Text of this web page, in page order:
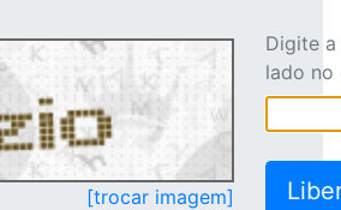
[trocar imagem]
Digite
lado no